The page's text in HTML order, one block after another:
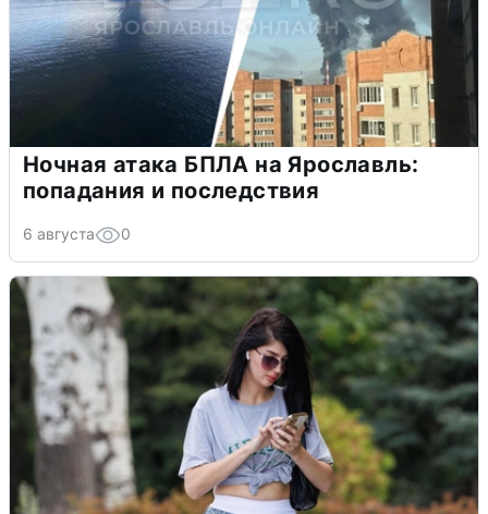
Ночная атака БПЛА на Ярославль:
попадания и последствия
6 августа 0